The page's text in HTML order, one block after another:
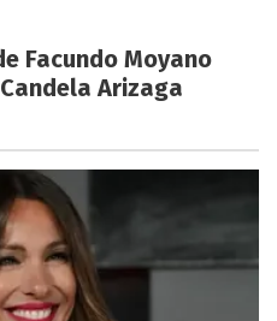
Facundo Moyano
Arizaga